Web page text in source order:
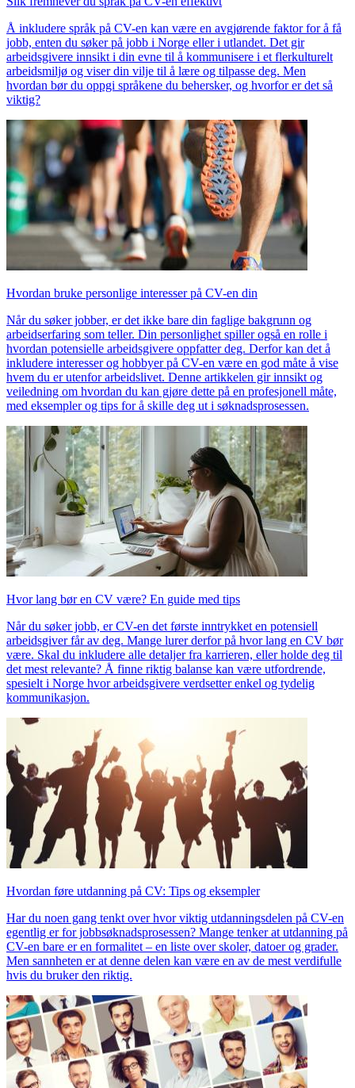
Å inkludere språk på CV-en kan være en avgjørende faktor for å få
jobb, enten du søker på jobb i Norge eller i utlandet. Det gir
arbeidsgivere innsikt i din evne til å kommunisere i et flerkulturelt
arbeidsmiljø og viser din vilje til å lære og tilpasse deg. Men
hvordan bør du oppgi språkene du behersker, og hvorfor er det så
viktig?
Hvordan bruke personlige interesser på CV-en din
Når du søker jobber, er det ikke bare din faglige bakgrunn og
arbeidserfaring som teller. Din personlighet spiller også en rolle i
hvordan potensielle arbeidsgivere oppfatter deg. Derfor kan det å
inkludere interesser og hobbyer på CV-en være en god måte å vise
hvem du er utenfor arbeidslivet. Denne artikkelen gir innsikt og
veiledning om hvordan du kan gjøre dette på en profesjonell måte,
med eksempler og tips for å skille deg ut i søknadsprosessen.
Hvor lang bør en CV være? En guide med tips
Når du søker jobb, er CV-en det første inntrykket en potensiell
arbeidsgiver får av deg. Mange lurer derfor på hvor lang en CV bør
være. Skal du inkludere alle detaljer fra karrieren, eller holde deg til
det mest relevante? Å finne riktig balanse kan være utfordrende,
spesielt i Norge hvor arbeidsgivere verdsetter enkel og tydelig
kommunikasjon.
Hvordan føre utdanning på CV: Tips og eksempler
Har du noen gang tenkt over hvor viktig utdanningsdelen på CV-en
egentlig er for jobbsøknadsprosessen? Mange tenker at utdanning på
CV-en bare er en formalitet – en liste over skoler, datoer og grader.
Men sannheten er at denne delen kan være en av de mest verdifulle
hvis du bruker den riktig.